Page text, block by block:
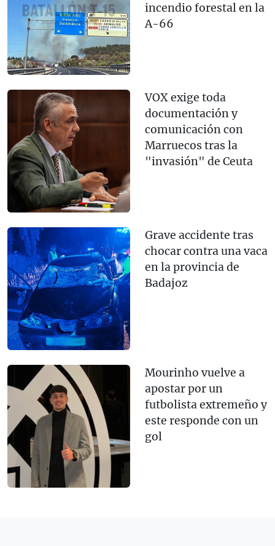
incendio forestal en la
A-66
VOX exige toda
documentación y
comunicación con
Marruecos tras la
"invasión" de Ceuta
Grave accidente tras
chocar contra una vaca
en la provincia de
Badajoz
Mourinho vuelve a
apostar por un
futbolista extremeño y
este responde con un
gol